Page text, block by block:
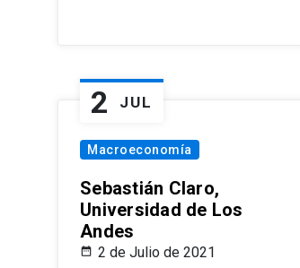
2 JUL
Macroeconomía
Sebastián Claro,
Universidad de Los
Andes
2 de Julio de 2021